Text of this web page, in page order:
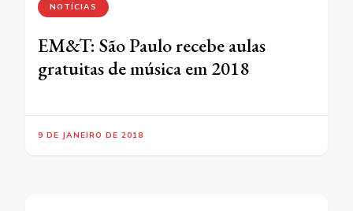
NOTÍCIAS
EM&T: São Paulo recebe aulas
gratuitas de música em 2018
9 DE JANEIRO DE 2018